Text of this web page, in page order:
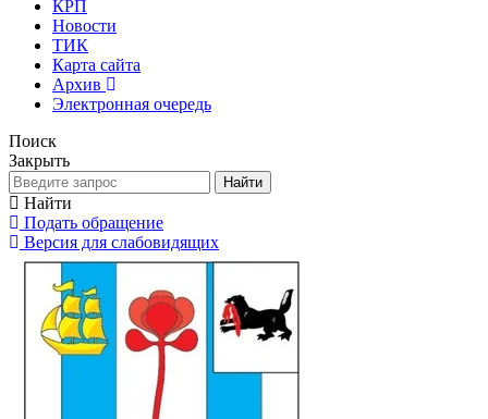
КРП
Новости
ТИК
Карта сайта
Архив
Электронная очередь
Поиск
Закрыть
Найти
Найти
Подать обращение
Версия для слабовидящих